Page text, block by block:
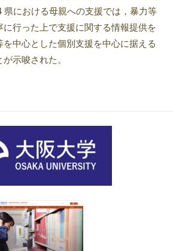
県における母親への支援では，暴力等
行った上で支援に関する情報提供を
中心とした個別支援を中心に据える
示唆された。